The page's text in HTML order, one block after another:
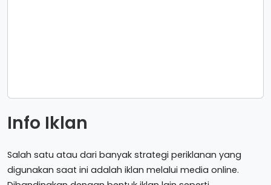
Info Iklan
Salah satu atau dari banyak strategi periklanan yang
digunakan saat ini adalah iklan melalui media online.